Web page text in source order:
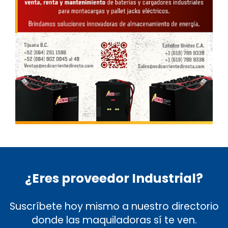
¿Eres proveedor Industrial?
Suscríbete hoy mismo a nuestro directorio
donde las maquiladoras sí te ven.